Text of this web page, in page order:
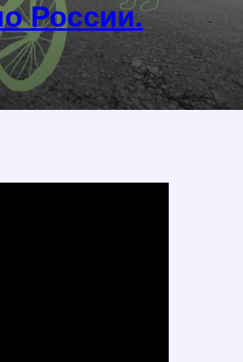
России.